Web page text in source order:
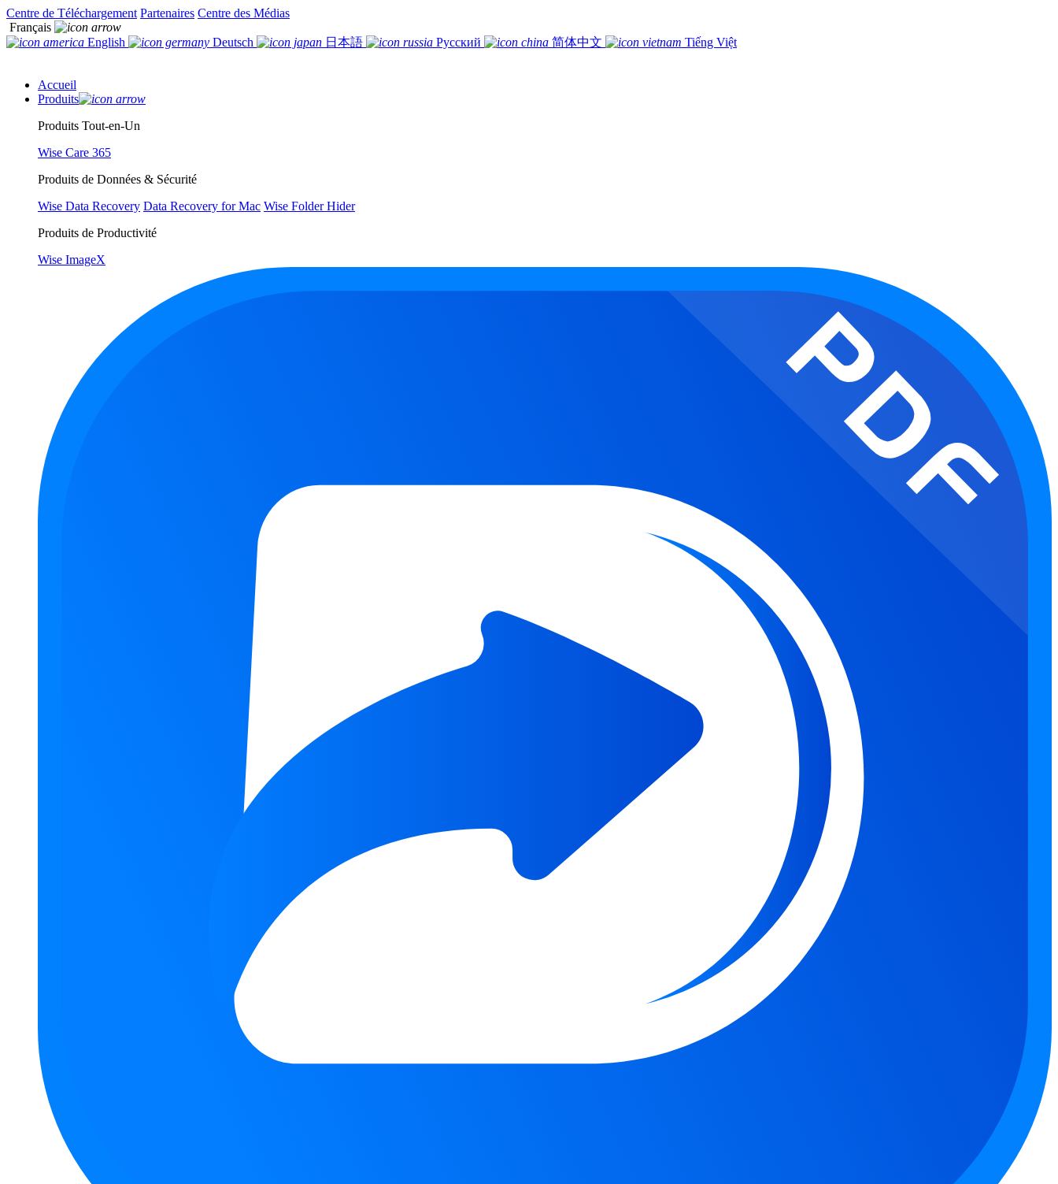
Centre de Téléchargement Partenaires Centre des Médias
Français
English
Deutsch 日本語 Русский 简体中文 Tiếng Việt
Accueil
Produits
Produits Tout-en-Un
Wise Care 365
Produits de Données & Sécurité
Wise Data Recovery Data Recovery for Mac Wise Folder Hider
Produits de Productivité
Wise ImageX